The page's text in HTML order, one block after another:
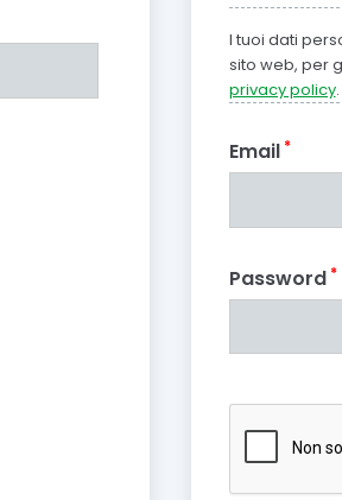
I tuoi dati
sito web, per
privacy policy.
Email*
Password*